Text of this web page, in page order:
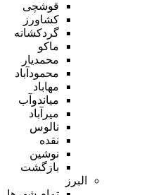
قوشچی
کشاورز
گردکشانه
ماکو
محمدیار
محمودآباد
مهاباد
میاندوآب
میرآباد
نالوس
نقده
نوشین
بازگشت
البرز